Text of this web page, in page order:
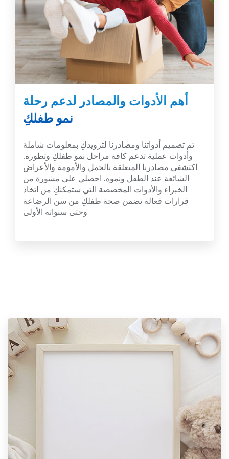
أهم الأدوات والمصادر لدعم رحلة
نمو طفلكِ
تم تصميم أدواتنا ومصادرنا لتزويدكِ بمعلومات شاملة
وأدوات عملية تدعم كافة مراحل نمو طفلكِ وتطوره.
اكتشفي مصادرنا المتعلقة بالحمل والأمومة والأعراض
الشائعة عند الطفل ونموه. احصلي على مشورة من
الخبراء والأدوات المخصصة التي ستمكنكِ من اتخاذ
قرارات فعالة تضمن صحة طفلكِ من سن الرضاعة
وحتى سنواته الأولى